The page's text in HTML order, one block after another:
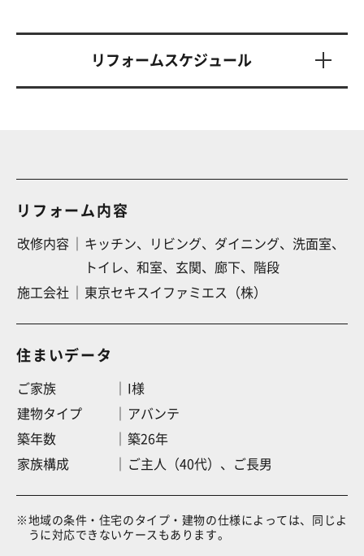
リフォームスケジュール
リフォーム内容
改修内容 キッチン、 リビング、 ダイニング、 洗面室、
トイレ、和室、 玄関、 廊下、 階段
施工会社
東京セキスイファミエス（株）
住まいデータ
ご家族
I様
建物タイプ
アバンテ
築年数
築26年
家族構成
ご主人（40代）、ご長男
※地域の条件・住宅のタイプ・建物の仕様によっては、同じよ
うに対応できないケースもあります。